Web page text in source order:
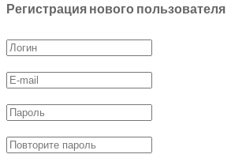
Регистрация нового пользователя